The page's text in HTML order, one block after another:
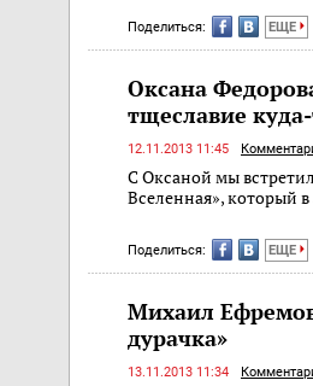
Поделиться: ЕЩЕ
Оксана
тщеславие
12.11.2013 11:45
С Оксаной мы
Вселенная», который
Поделиться: ЕЩЕ
Михаил
дурачка»
13.11.2013 11:34